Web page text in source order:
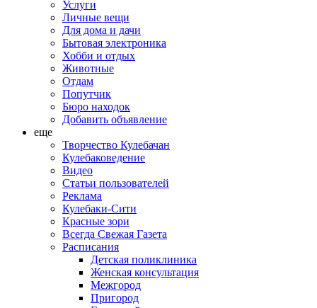
Услуги
Личные вещи
Для дома и дачи
Бытовая электроника
Хобби и отдых
Животные
Отдам
Попутчик
Бюро находок
Добавить объявление
еще
Творчество Кулебачан
Кулебаковедение
Видео
Статьи пользователей
Реклама
Кулебаки-Сити
Красные зори
Всегда Свежая Газета
Расписания
Детская поликлиника
Женская консультация
Межгород
Пригород